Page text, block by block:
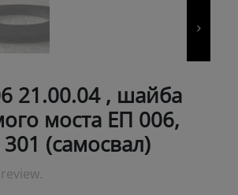
21.00.04 , шайба
моста ЕП 006,
(самосвал)